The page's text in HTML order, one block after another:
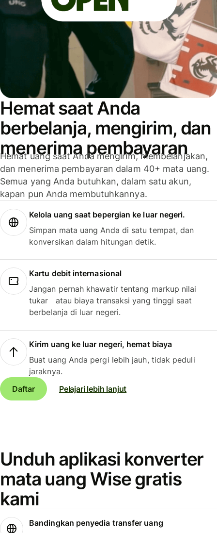
Hemat saat Anda
berbelanja, mengirim, dan
menerima pembayaran
Hemat uang saat Anda mengirim, membelanjakan,
dan menerima pembayaran dalam 40+ mata uang.
Semua yang Anda butuhkan, dalam satu akun,
kapan pun Anda membutuhkannya.
Kelola uang saat bepergian ke luar negeri.
Simpan mata uang Anda di satu tempat, dan
konversikan dalam hitungan detik.
Kartu debit internasional
Jangan pernah khawatir tentang markup nilai
tukar atau biaya transaksi yang tinggi saat
berbelanja di luar negeri.
Kirim uang ke luar negeri, hemat biaya
Buat uang Anda pergi lebih jauh, tidak peduli
jaraknya.
Daftar
Pelajari lebih lanjut
Unduh aplikasi konverter
mata uang Wise gratis
kami
Bandingkan penyedia transfer uang